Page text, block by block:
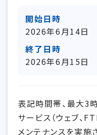
開始日時
2026年6月14日
終了日時
2026年6月15日
表記時間帯、最大3
サービス（ウェブ、
メンテナンスを実施